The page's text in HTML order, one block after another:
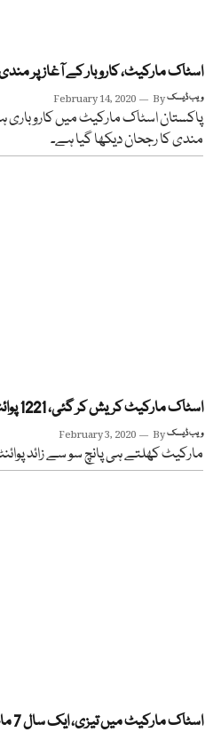
اسٹاک مارکیٹ، کاروبار کے آغاز پر
February 14, 2020 Byویب ڈیسک
پاکستان اسٹاک مارکیٹ میں کاروباری
مندی کا رجحان دیکھا گیا ہے۔
اسٹاک مارکیٹ کریش کر گئی، 1221 پوائنٹس کی کمی
February 3, 2020 Byویب ڈیسک
مارکیٹ کھلتے ہی پانچ سو سے زائد
اسٹاک مارکیٹ میں تیزی، ایک سال 7 ماہ کی بلند ترین سطح عبور